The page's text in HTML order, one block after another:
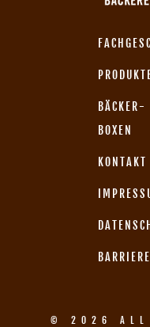
BÄCKER-
BOXEN
KONTAKT
© 2026 ALL